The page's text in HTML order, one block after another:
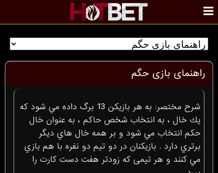
راهنمای بازی حگم
شرح مختصر: به هر بازيكن 13 برگ داده مي شود كه
يك خال ، به انتخاب شخص حاكم ، به عنوان خال
حكم انتخاب مي شود و بر همه خال هاي ديگر
برتري دارد . بازيكنان در دو تيم دو نفره با هم بازي
مي كنند و هر تيمی كه زودتر هفت دست کارت را